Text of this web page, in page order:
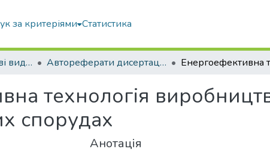
за критеріями Статистика
Навчальні та наукові видання Автореферати дисертацій та дисертації
технологія
спорудах
Анотація